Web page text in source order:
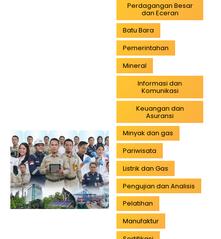
Perdagangan Besar
dan Eceran
Batu Bara
Pemerintahan
Mineral
Informasi dan
Komunikasi
Keuangan dan
Asuransi
Minyak dan gas
Pariwisata
Listrik dan Gas
Pengujian dan Analisis
Pelatihan
Manufaktur